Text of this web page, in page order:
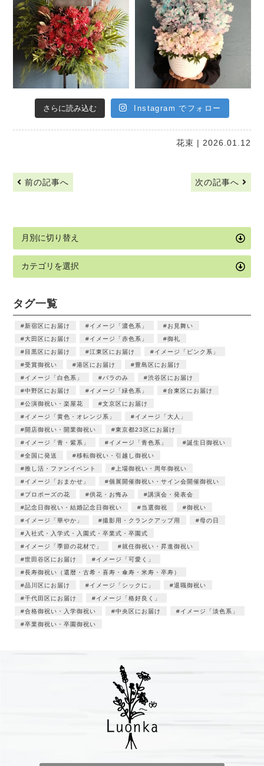
さらに読み込む Instagram でフォロー
花束 | 2026.01.12
前の記事へ 次の記事へ
タグ一覧
新宿区にお届け イメージ「濃色系」
お見舞い
大田区にお届け
イメージ「赤色系」
御礼
目黒区にお届け
江東区にお届け
イメージ「ピンク系」
受賞御祝い
港区にお届け
豊島区にお届け
イメージ「白色系」
バラのみ
渋谷区にお届け
中野区にお届け
イメージ「緑色系」
台東区にお届け
公演御祝い・楽屋花
文京区にお届け
イメージ「黄色・オレンジ系」
イメージ「大人」
開店御祝い・開業御祝い
東京都23区にお届け
イメージ「青・紫系」
イメージ「青色系」
誕生日御祝い
全国に発送
移転御祝い・引越し御祝い
推し活・ファンイベント
上場御祝い・周年御祝い
イメージ「おまかせ」
個展開催御祝い・サイン会開催御祝い
プロポーズの花
供花・お悔み
講演会・発表会
記念日御祝い・結婚記念日御祝い
当選御祝
御祝い
イメージ「華やか」
撮影用・クランクアップ用
母の日
入社式・入学式・入園式・卒業式・卒園式
イメージ「季節の花材で」
就任御祝い・昇進御祝い
世田谷区にお届け
イメージ「可愛く」
長寿御祝い（還暦・古希・喜寿・傘寿・米寿・卒寿）
品川区にお届け
イメージ「シックに」
退職御祝い
千代田区にお届け
イメージ「格好良く」
合格御祝い・入学御祝い
中央区にお届け
イメージ「淡色系」
卒業御祝い・卒園御祝い